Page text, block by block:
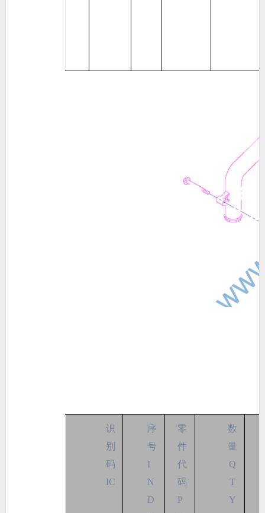
识
别
码
IC
序
号
I
N
D
零
件
代
码
P
数
量
Q
T
Y